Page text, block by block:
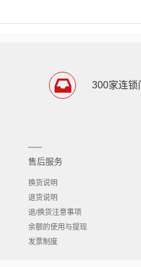
300家连锁
售后服务
换货说明
退货说明
退/换货注意事项
余额的使用与提现
发票制度